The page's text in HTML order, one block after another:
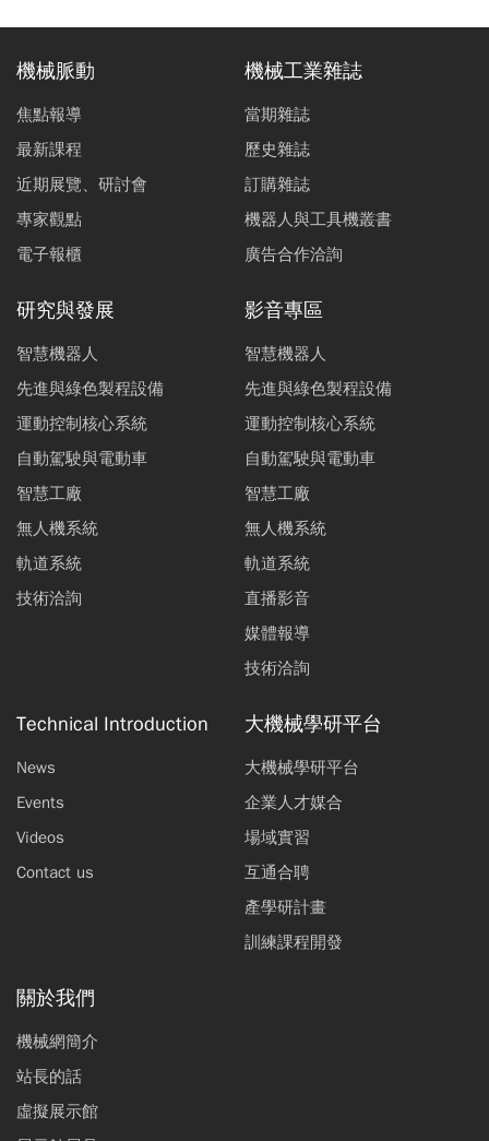
機械脈動
焦點報導
最新課程
近期展覽、研討會
專家觀點
電子報櫃
機械工業雜誌
當期雜誌
歷史雜誌
訂購雜誌
機器人與工具機叢書
廣告合作洽詢
研究與發展
智慧機器人
先進與綠色製程設備
運動控制核心系統
自動駕駛與電動車
智慧工廠
無人機系統
軌道系統
技術洽詢
影音專區
智慧機器人
先進與綠色製程設備
運動控制核心系統
自動駕駛與電動車
智慧工廠
無人機系統
軌道系統
直播影音
媒體報導
技術洽詢
Technical Introduction
News
Events
Videos
Contact us
大機械學研平台
大機械學研平台
企業人才媒合
場域實習
互通合聘
產學研計畫
訓練課程開發
關於我們
機械網簡介
站長的話
虛擬展示館